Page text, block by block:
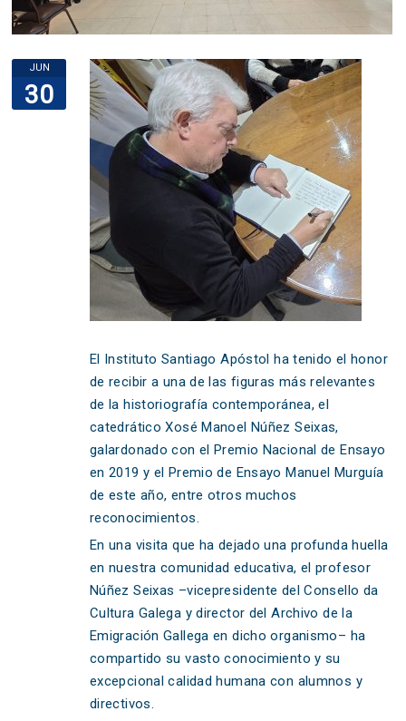
JUN
30
El Instituto Santiago Apóstol ha tenido el honor
de recibir a una de las figuras más relevantes
de la historiografía contemporánea, el
catedrático Xosé Manoel Núñez Seixas,
galardonado con el Premio Nacional de Ensayo
en 2019 y el Premio de Ensayo Manuel Murguía
de este año, entre otros muchos
reconocimientos.
En una visita que ha dejado una profunda huella
en nuestra comunidad educativa, el profesor
Núñez Seixas –vicepresidente del Consello da
Cultura Galega y director del Archivo de la
Emigración Gallega en dicho organismo– ha
compartido su vasto conocimiento y su
excepcional calidad humana con alumnos y
directivos.